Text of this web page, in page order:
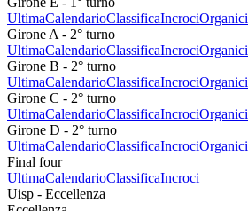
UltimaCalendarioClassificaIncrociOrganici
Girone A - 2° turno
UltimaCalendarioClassificaIncrociOrganici
Girone B - 2° turno
UltimaCalendarioClassificaIncrociOrganici
Girone C - 2° turno
UltimaCalendarioClassificaIncrociOrganici
Girone D - 2° turno
UltimaCalendarioClassificaIncrociOrganici
Final four
UltimaCalendarioClassificaIncroci
Uisp - Eccellenza